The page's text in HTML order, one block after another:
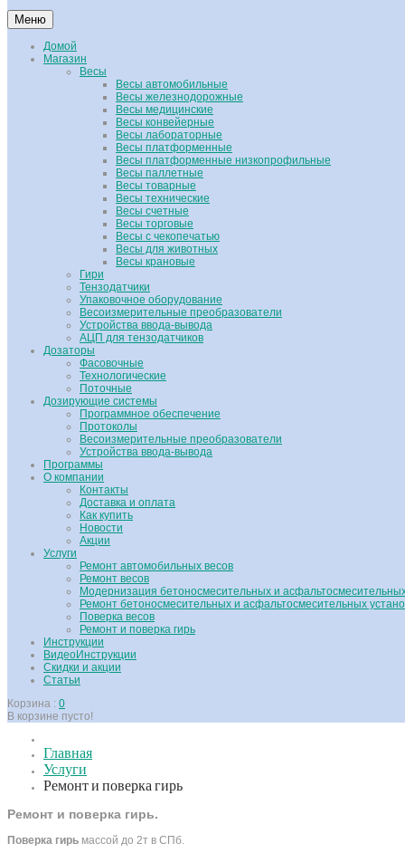
Меню
Домой
Магазин
Весы
Весы автомобильные
Весы железнодорожные
Весы медицинские
Весы конвейерные
Весы лабораторные
Весы платформенные
Весы платформенные низкопрофильные
Весы паллетные
Весы товарные
Весы технические
Весы счетные
Весы торговые
Весы с чекопечатью
Весы для животных
Весы крановые
Гири
Тензодатчики
Упаковочное оборудование
Весоизмерительные преобразователи
Устройства ввода-вывода
АЦП для тензодатчиков
Дозаторы
Фасовочные
Технологические
Поточные
Дозирующие системы
Программное обеспечение
Протоколы
Весоизмерительные преобразователи
Устройства ввода-вывода
Программы
О компании
Контакты
Доставка и оплата
Как купить
Новости
Акции
Услуги
Ремонт автомобильных весов
Ремонт весов
Модернизация бетоносмесительных и
Ремонт бетоносмесительных и асфальтосмесительных
Поверка весов
Ремонт и поверка гирь
Инструкции
ВидеоИнструкции
Скидки и акции
Статьи
Корзина : 0
В корзине пусто!
Главная
Услуги
Ремонт и поверка гирь
Ремонт и поверка гирь.
Поверка гирь массой до 2т в СПб.